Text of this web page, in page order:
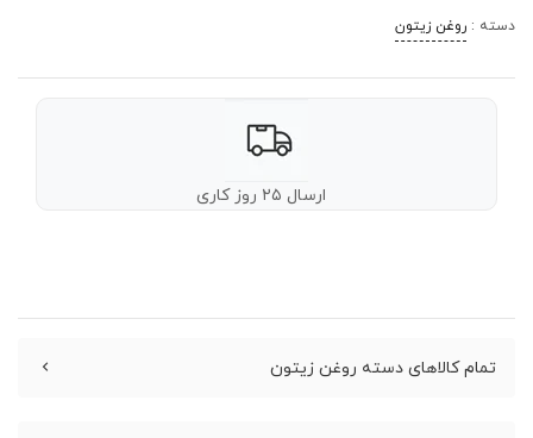
دسته : روغن زیتون
ارسال ۲۵ روز کاری
تمام کالاهای دسته روغن زیتون